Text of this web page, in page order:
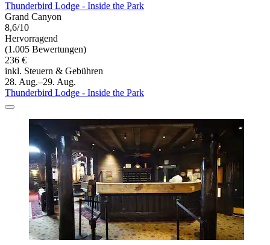
Thunderbird Lodge - Inside the Park
Grand Canyon
8,6/10
Hervorragend
(1.005 Bewertungen)
236 €
inkl. Steuern & Gebühren
28. Aug.–29. Aug.
Thunderbird Lodge - Inside the Park